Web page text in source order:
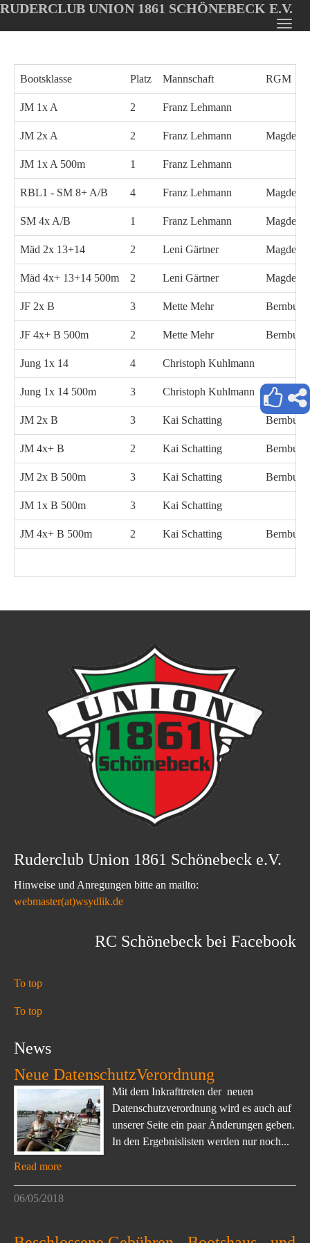
Oops, an error occurred! Code: 202608060047522fdbe203
RUDERCLUB UNION 1861 SCHÖNEBECK E.V.
Bootsklasse Platz Mannschaft RGM
JM 1x A 2 Franz Lehmann
JM 2x A 2 Franz Lehmann
JM 1x A 500m 1 Franz Lehmann
RBL1 - SM 8+ A/B 4 Franz Lehmann
SM 4x A/B 1 Franz Lehmann
Mäd 2x 13+14 2 Leni Gärtner
Mäd 4x+ 13+14 500m 2 Leni Gärtner
JF 2x B 3 Mette Mehr Bernburg
JF 4x+ B 500m 2 Mette Mehr Bernburg
Jung 1x 14 4 Christoph Kuhlmann
Jung 1x 14 500m 3 Christoph Kuhlmann
JM 2x B 3 Kai Schatting Bernburg
JM 4x+ B 2 Kai Schatting Bernburg
JM 2x B 500m 3 Kai Schatting Bernburg
JM 1x B 500m 3 Kai Schatting
JM 4x+ B 500m 2 Kai Schatting Bernburg
Ruderclub Union 1861 Schönebeck e.V.
Hinweise und Anregungen bitte an mailto:
webmaster(at)wsydlik.de
RC Schönebeck bei Facebook
To top
To top
News
Neue DatenschutzVerordnung
Mit dem Inkrafttreten der neuen
Datenschutzverordnung wird es auch auf
unserer Seite ein paar Änderungen geben.
In den Ergebnislisten werden nur noch...
Read more
06/05/2018